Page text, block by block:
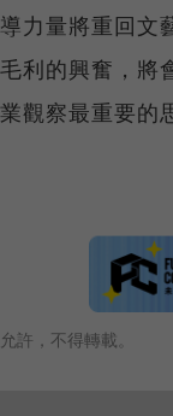
力量將重回文
利的興奮，將
觀察最重要的
許，不得轉載。